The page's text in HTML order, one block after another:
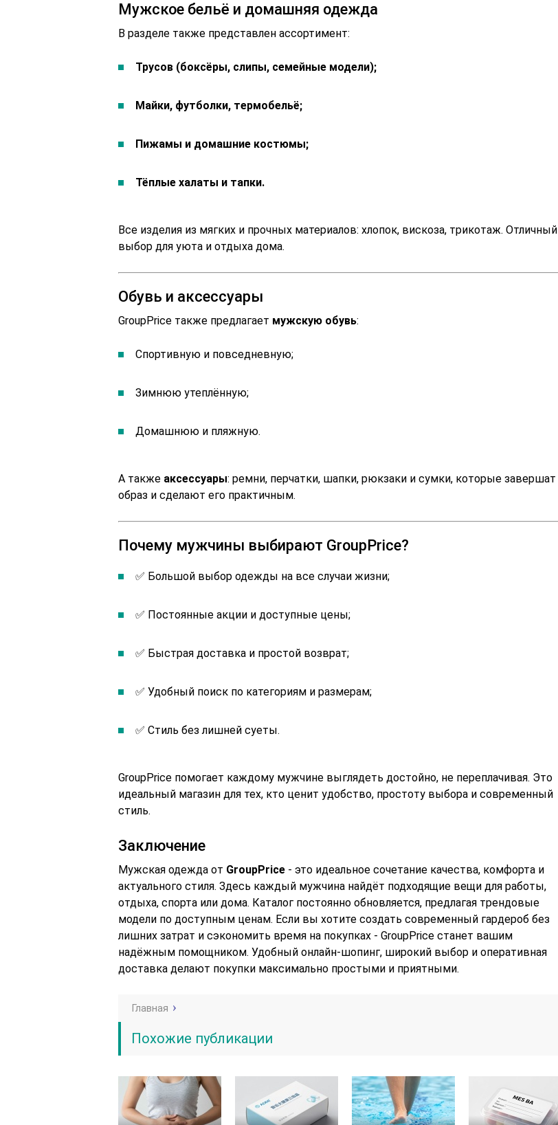
Мужское бельё и домашняя одежда
В разделе также представлен ассортимент:
Трусов (боксёры, слипы, семейные модели);
Майки, футболки, термобельё;
Пижамы и домашние костюмы;
Тёплые халаты и тапки.
Все изделия из мягких и прочных материалов: хлопок, вискоза, трикотаж. Отличный
выбор для уюта и отдыха дома.
Обувь и аксессуары
GroupPrice также предлагает мужскую обувь:
Спортивную и повседневную;
Зимнюю утеплённую;
Домашнюю и пляжную.
А также аксессуары: ремни, перчатки, шапки, рюкзаки и сумки, которые завершат
образ и сделают его практичным.
Почему мужчины выбирают GroupPrice?
✅ Большой выбор одежды на все случаи жизни;
✅ Постоянные акции и доступные цены;
✅ Быстрая доставка и простой возврат;
✅ Удобный поиск по категориям и размерам;
✅ Стиль без лишней суеты.
GroupPrice помогает каждому мужчине выглядеть достойно, не переплачивая. Это
идеальный магазин для тех, кто ценит удобство, простоту выбора и современный
стиль.
Заключение
Мужская одежда от GroupPrice - это идеальное сочетание качества, комфорта и
актуального стиля. Здесь каждый мужчина найдёт подходящие вещи для работы,
отдыха, спорта или дома. Каталог постоянно обновляется, предлагая трендовые
модели по доступным ценам. Если вы хотите создать современный гардероб без
лишних затрат и сэкономить время на покупках - GroupPrice станет вашим
надёжным помощником. Удобный онлайн-шопинг, широкий выбор и оперативная
доставка делают покупки максимально простыми и приятными.
Главная
Похожие публикации